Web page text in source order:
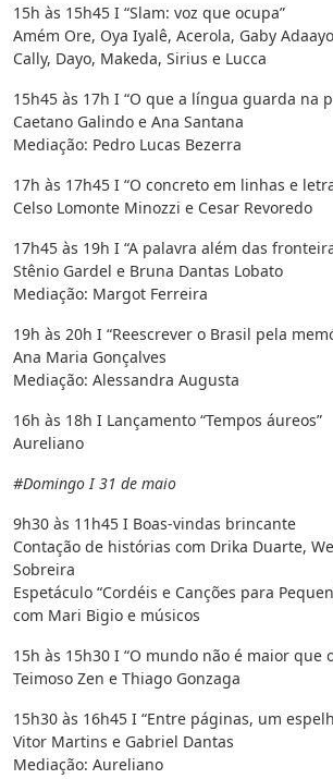
15h às 15h45 I “Slam: voz que ocupa”
Amém Ore, Oya Iyalê, Acerola, Gaby
Cally, Dayo, Makeda, Sirius e Lucca
15h45 às 17h I “O que a língua guarda na
Caetano Galindo e Ana Santana
Mediação: Pedro Lucas Bezerra
17h às 17h45 I “O concreto em linhas e
Celso Lomonte Minozzi e Cesar Revoredo
17h45 às 19h I “A palavra além das
Stênio Gardel e Bruna Dantas Lobato
Mediação: Margot Ferreira
19h às 20h I “Reescrever o Brasil pela
Ana Maria Gonçalves
Mediação: Alessandra Augusta
16h às 18h I Lançamento “Tempos áureos”
Aureliano
#Domingo I 31 de maio
9h30 às 11h45 I Boas-vindas brincante
Contação de histórias com Drika Duarte,
Sobreira
Espetáculo “Cordéis e Canções para
com Mari Bigio e músicos
15h às 15h30 I “O mundo não é maior que
Teimoso Zen e Thiago Gonzaga
15h30 às 16h45 I “Entre páginas, um
Vitor Martins e Gabriel Dantas
Mediação: Aureliano